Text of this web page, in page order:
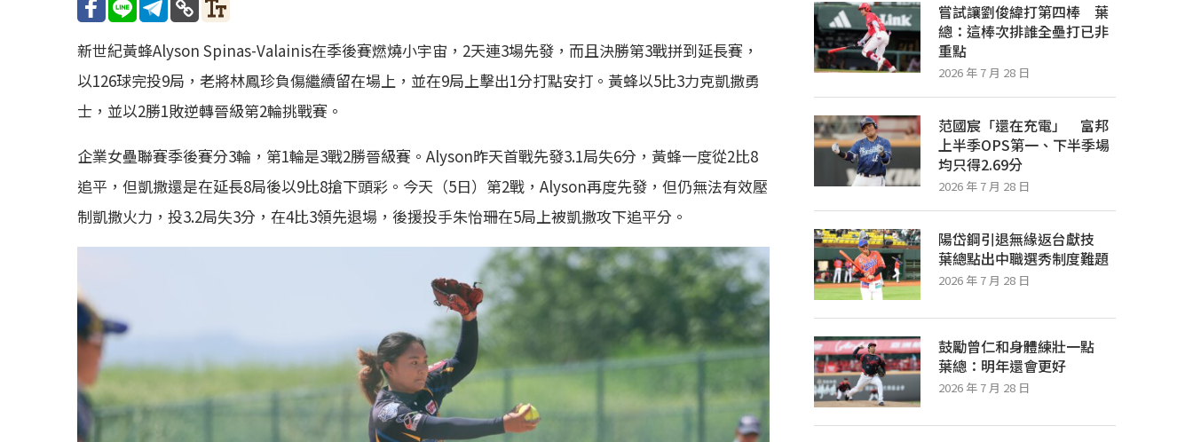
新世紀黃蜂Alyson Spinas-Valainis在季後賽燃燒小宇宙，2天連3場先發，而且決勝第3戰拼到延長賽，
以126球完投9局，老將林鳳珍負傷繼續留在場上，並在9局上擊出1分打點安打。黃蜂以5比3力克凱撒勇
士，並以2勝1敗逆轉晉級第2輪挑戰賽。
企業女壘聯賽季後賽分3輪，第1輪是3戰2勝晉級賽。Alyson昨天首戰先發3.1局失6分，黃蜂一度從2比8
追平，但凱撒還是在延長8局後以9比8搶下頭彩。今天（5日）第2戰，Alyson再度先發，但仍無法有效壓
制凱撒火力，投3.2局失3分，在4比3領先退場，後援投手朱怡珊在5局上被凱撒攻下追平分。
嘗試讓劉俊緯打第四棒 葉
總：這棒次排誰全壘打已非
重點
2026 年 7 月 28 日
范國宸「還在充電」 富邦
上半季OPS第一、下半季場
均只得2.69分
2026 年 7 月 28 日
陽岱鋼引退無緣返台獻技
葉總點出中職選秀制度難題
2026 年 7 月 28 日
鼓勵曾仁和身體練壯一點
葉總：明年還會更好
2026 年 7 月 28 日